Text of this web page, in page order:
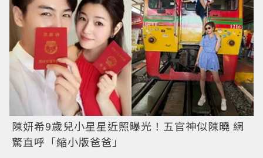
陳妍希9歲兒小星星近照曝光！五官神似陳曉 網
驚直呼「縮小版爸爸」